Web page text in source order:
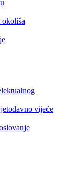
okoliša
vijeće